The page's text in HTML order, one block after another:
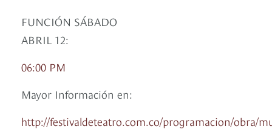
FUNCIÓN SÁBADO
ABRIL 12:
06:00 PM
Mayor Información en:
http://festivaldeteatro.com.co/programacion/obra/